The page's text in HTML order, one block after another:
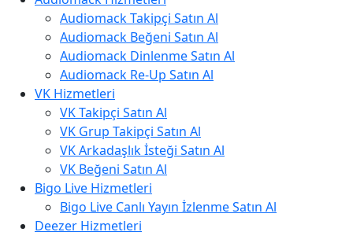
Audiomack Takipçi Satın Al
Audiomack Beğeni Satın Al
Audiomack Dinlenme Satın Al
Audiomack Re-Up Satın Al
VK Hizmetleri
VK Takipçi Satın Al
VK Grup Takipçi Satın Al
VK Arkadaşlık İsteği Satın Al
VK Beğeni Satın Al
Bigo Live Hizmetleri
Bigo Live Canlı Yayın İzlenme Satın Al
Deezer Hizmetleri